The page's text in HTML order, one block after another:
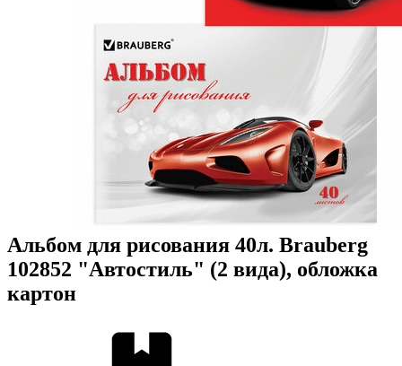
Альбом для рисования 40л. Brauberg
102852 "Автостиль" (2 вида), обложка
картон